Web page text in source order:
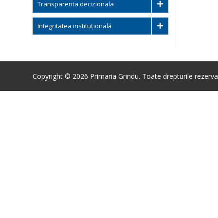
Transparenta decizionala
Integritatea instituțională
Copyright © 2026 Primaria Grindu. Toate drepturile